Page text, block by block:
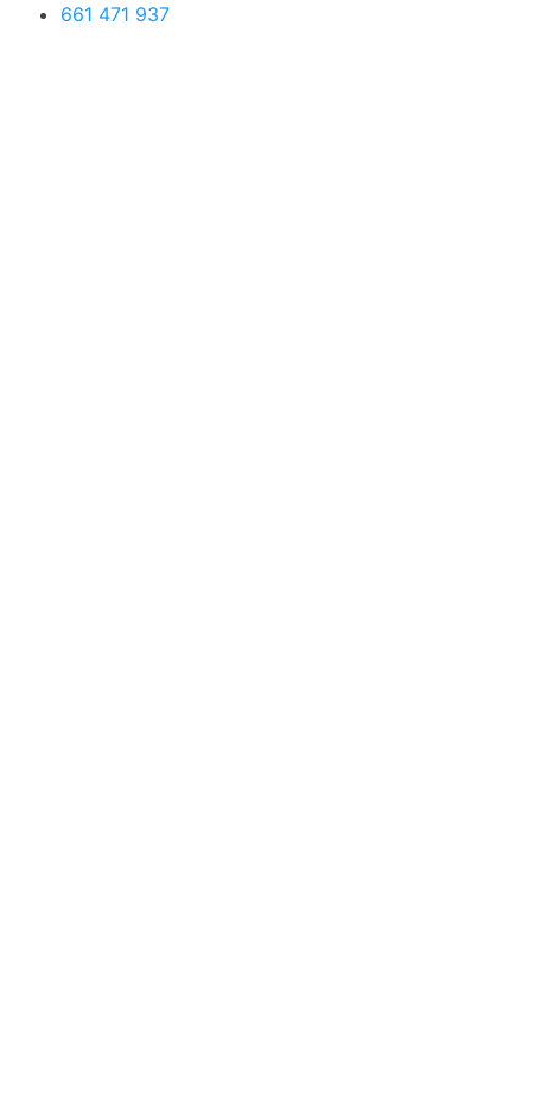
661 471 937